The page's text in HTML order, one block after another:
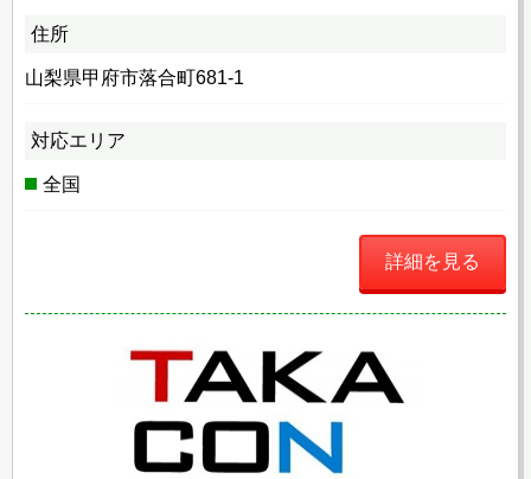
住所
山梨県甲府市落合町681-1
対応エリア
全国
詳細を見る